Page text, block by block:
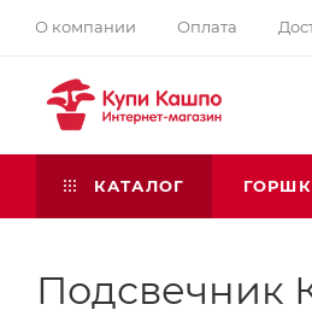
О компании Оплата
КАТАЛОГ
Подсвечник